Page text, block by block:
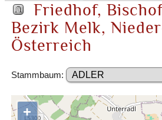
Friedhof,
Bezirk Melk,
Österreich
Stammbaum:
+